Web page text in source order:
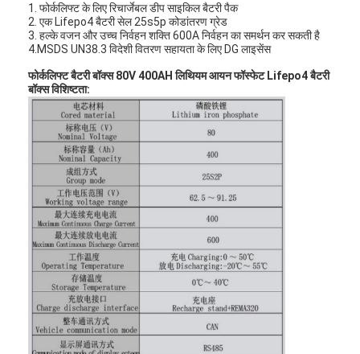
1. फोर्कलिफ्ट के लिए रिचार्जेबल डीप साइकिल बैटरी पैक
2. एक Lifepo4 बैटरी सेल 25s5p कोडांतरण ग्रेड
3. हल्के वजन और उच्च निर्वहन शक्ति 600A निर्वहन का समर्थन कर सकती है
4.MSDS UN38.3 विदेशी वितरण सहायता के लिए DG लाइसेंस
फोर्कलिफ्ट बैटरी बॉक्स 80V 400AH लिथियम आयन फॉस्फेट Lifepo4 बैटरी
बॉक्स विशिष्टता: